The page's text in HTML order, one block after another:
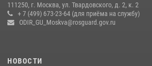
В спецподразделении столичного главка
111250, г. Москва, ул. Твардовского, д. 2, к. 2
+ 7 (499) 673-23-64 (для приёма на службу)
ODIR_GU_Moskva@rosguard.gov.ru
НОВОСТИ